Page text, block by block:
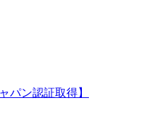
ン認証取得】